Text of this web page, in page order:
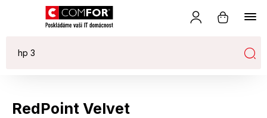
RedPoint Velvet